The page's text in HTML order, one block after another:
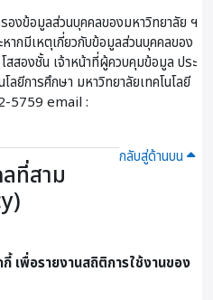
องข้อมูลส่วนบุคคลของมหาวิทยาลัย ฯ
หากมีเหตุเกี่ยวกับข้อมูลส่วนบุคคลของ
สองชั้น เจ้าหน้าที่ผู้ควบคุมข้อมูล ประ
ลยีการศึกษา มหาวิทยาลัยเทคโนโลยี
5759 email :
กลับสู่ด้านบน
ที่สาม
เพื่อรายงานสถิติการใช้งานของ